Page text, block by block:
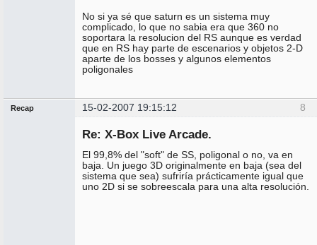
No si ya sé que saturn es un sistema muy
complicado, lo que no sabia era que 360 no
soportara la resolucion del RS aunque es verdad
que en RS hay parte de escenarios y objetos 2-D
aparte de los bosses y algunos elementos
poligonales
8
Recap 15-02-2007 19:15:12
Re: X-Box Live Arcade.
El 99,8% del "soft" de SS, poligonal o no, va en
baja. Un juego 3D originalmente en baja (sea del
sistema que sea) sufriría prácticamente igual que
uno 2D si se sobreescala para una alta resolución.